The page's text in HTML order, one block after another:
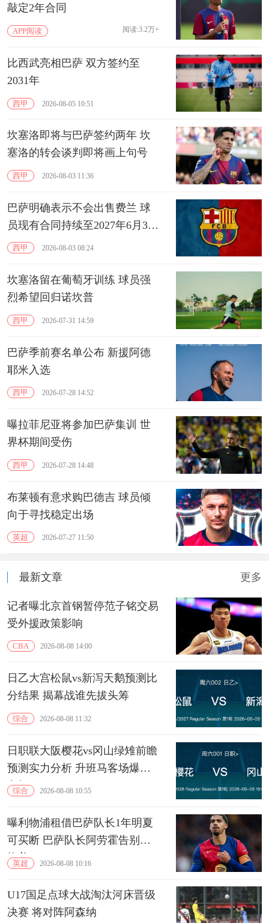
敲定2年合同
APP阅读 阅读:3.2万+
比西武亮相巴萨 双方签约至
2031年
西甲 2026-08-05 10:51
坎塞洛即将与巴萨签约两年 坎
塞洛的转会谈判即将画上句号
西甲 2026-08-03 11:36
巴萨明确表示不会出售费兰 球
员现有合同持续至2027年6月30
日西甲 2026-08-03 08:24
坎塞洛留在葡萄牙训练 球员强
烈希望回归诺坎普
西甲 2026-07-31 14:59
巴萨季前赛名单公布 新援阿德
耶米入选
西甲 2026-07-28 14:52
曝拉菲尼亚将参加巴萨集训 世
界杯期间受伤
西甲 2026-07-28 14:48
布莱顿有意求购巴德吉 球员倾
向于寻找稳定出场
英超 2026-07-27 11:50
最新文章 更多
记者曝北京首钢暂停范子铭交易
受外援政策影响
CBA 2026-08-08 14:00
日乙大宫松鼠vs新泻天鹅预测比
分结果 揭幕战谁先拔头筹
综合 2026-08-08 11:32
日职联大阪樱花vs冈山绿雉前瞻
预测实力分析 升班马客场爆冷
良机
综合 2026-08-08 10:55
曝利物浦租借巴萨队长1年明夏
可买断 巴萨队长阿劳霍告别诺
坎普
英超 2026-08-08 10:16
U17国足点球大战淘汰河床晋级
决赛 将对阵阿森纳